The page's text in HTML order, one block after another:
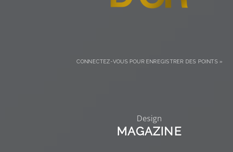
CONNECTEZ-VOUS POUR ENREGISTRER DES POINTS »
Design
MAGAZINE